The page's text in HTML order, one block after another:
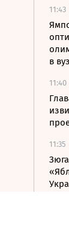
11:43
в
11:40
11:35